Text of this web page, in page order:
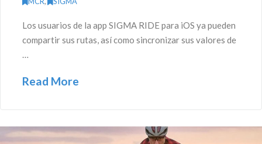
Los usuarios de la app SIGMA RIDE para iOS ya pueden
compartir sus rutas, así como sincronizar sus valores de
…
Read More